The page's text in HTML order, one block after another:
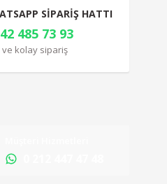
SİPARİŞ HATTI
485 73 93
ve kolay sipariş